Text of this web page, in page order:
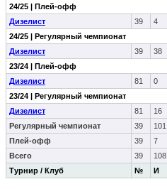
Турнир / Клуб № И
24/25 | Плей-офф
Дизелист
39 4
24/25 | Регулярный чемпионат
Дизелист
39 38
23/24 | Плей-офф
Дизелист
81 0
23/24 | Регулярный чемпионат
Дизелист
81 16
Регулярный чемпионат
39 101
Плей-офф
39 7
Всего
39 108